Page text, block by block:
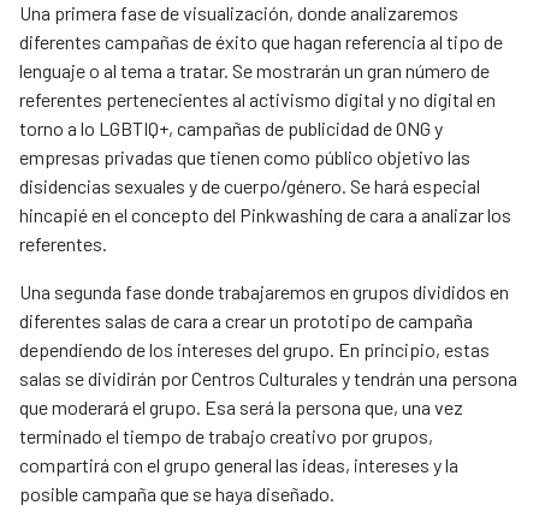
Una primera fase de visualización, donde analizaremos
diferentes campañas de éxito que hagan referencia al tipo de
lenguaje o al tema a tratar. Se mostrarán un gran número de
referentes pertenecientes al activismo digital y no digital en
torno a lo LGBTIQ+, campañas de publicidad de ONG y
empresas privadas que tienen como público objetivo las
disidencias sexuales y de cuerpo/género. Se hará especial
hincapié en el concepto del Pinkwashing de cara a analizar los
referentes.
Una segunda fase donde trabajaremos en grupos divididos en
diferentes salas de cara a crear un prototipo de campaña
dependiendo de los intereses del grupo. En principio, estas
salas se dividirán por Centros Culturales y tendrán una persona
que moderará el grupo. Esa será la persona que, una vez
terminado el tiempo de trabajo creativo por grupos,
compartirá con el grupo general las ideas, intereses y la
posible campaña que se haya diseñado.